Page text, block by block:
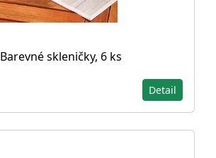
Barevné skleničky, 6 ks
Detail